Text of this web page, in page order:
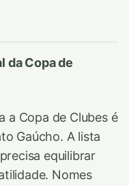
da Copa de
a Copa de Clubes é
Gaúcho. A lista
equilibrar
Nomes